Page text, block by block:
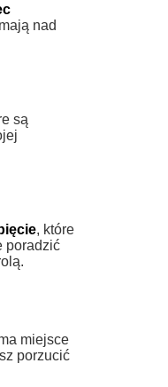
nad
są
, które
poradzić
miejsce
porzucić